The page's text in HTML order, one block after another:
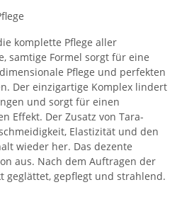
komplette Pflege aller
samtige Formel sorgt für eine
Pflege und perfekten
Der einzigartige Komplex lindert
und sorgt für einen
Effekt. Der Zusatz von Tara-
Elastizität und den
wieder her. Das dezente
aus. Nach dem Auftragen der
geglättet, gepflegt und strahlend.